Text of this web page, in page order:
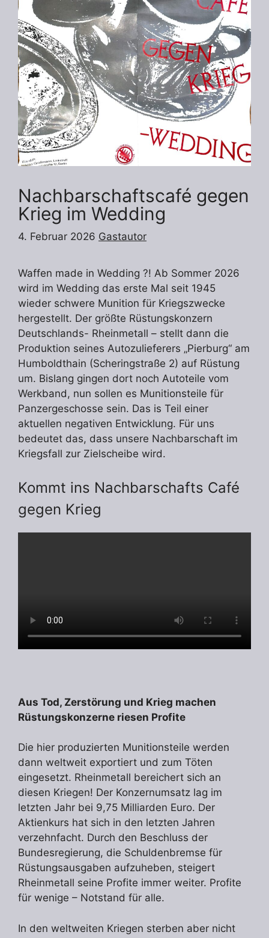
Nachbarschaftscafé gegen
Krieg im Wedding
4. Februar 2026 Gastautor
Waffen made in Wedding ?! Ab Sommer 2026
wird im Wedding das erste Mal seit 1945
wieder schwere Munition für Kriegszwecke
hergestellt. Der größte Rüstungskonzern
Deutschlands- Rheinmetall – stellt dann die
Produktion seines Autozulieferers „Pierburg“ am
Humboldthain (Scheringstraße 2) auf Rüstung
um. Bislang gingen dort noch Autoteile vom
Werkband, nun sollen es Munitionsteile für
Panzergeschosse sein. Das is Teil einer
aktuellen negativen Entwicklung. Für uns
bedeutet das, dass unsere Nachbarschaft im
Kriegsfall zur Zielscheibe wird.
Kommt ins Nachbarschafts Café
gegen Krieg
Aus Tod, Zerstörung und Krieg machen
Rüstungskonzerne riesen Profite
Die hier produzierten Munitionsteile werden
dann weltweit exportiert und zum Töten
eingesetzt. Rheinmetall bereichert sich an
diesen Kriegen! Der Konzernumsatz lag im
letzten Jahr bei 9,75 Milliarden Euro. Der
Aktienkurs hat sich in den letzten Jahren
verzehnfacht. Durch den Beschluss der
Bundesregierung, die Schuldenbremse für
Rüstungsausgaben aufzuheben, steigert
Rheinmetall seine Profite immer weiter. Profite
für wenige – Notstand für alle.
In den weltweiten Kriegen sterben aber nicht